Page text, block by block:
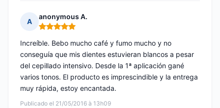
A
anonymous A.
Nota: 5 de 5
Publicado el 21/05/2016 à 13h09
Increíble. Bebo mucho café y fumo mucho y no
conseguía que mis dientes estuvieran blancos a pesar
del cepillado intensivo. Desde la 1ª aplicación gané
varios tonos. El producto es imprescindible y la entrega
muy rápida, estoy encantada.